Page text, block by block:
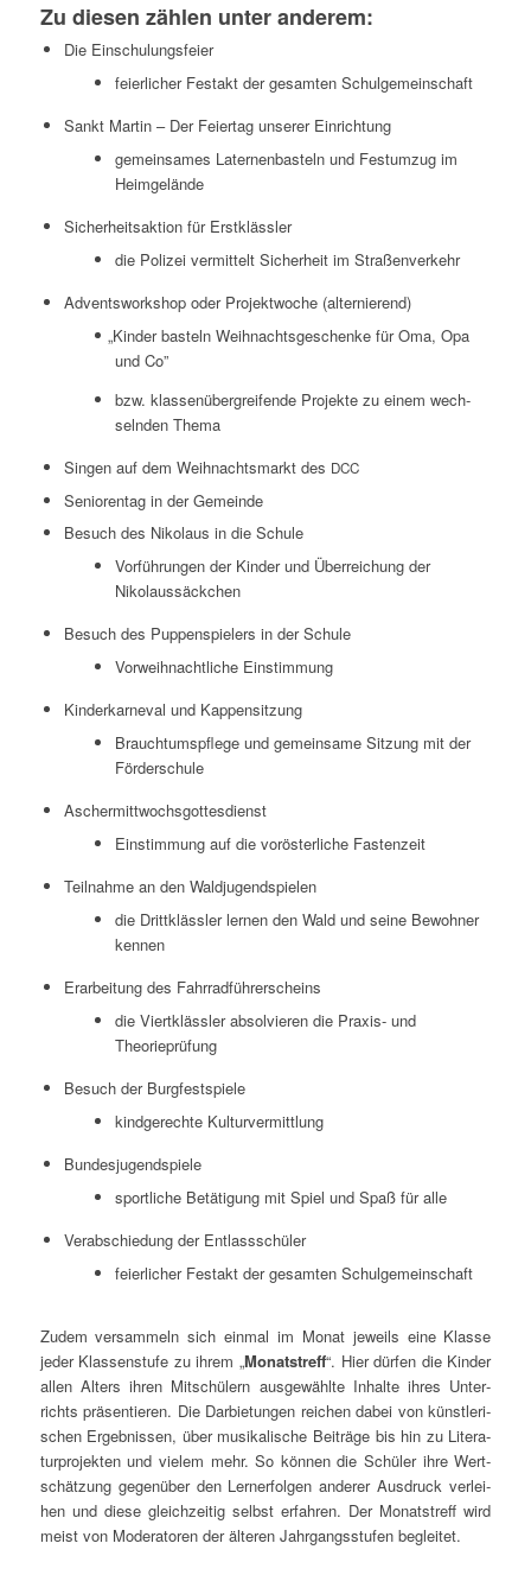
Zu die­sen zäh­len unter anderem:
Die Ein­schu­lungs­fei­er
fei­er­li­cher Fest­akt der gesam­ten Schulgemeinschaft
Sankt Mar­tin – Der Fei­er­tag unse­rer Einrichtung
gemein­sa­mes Later­nen­bas­teln und Fest­um­zug im
Heimgelände
Sicher­heits­ak­ti­on für Erstklässler
die Poli­zei ver­mit­telt Sicher­heit im Straßenverkehr
Advents­work­shop oder Pro­jekt­wo­che (alter­nie­rend)
„Kin­der bas­teln Weih­nachts­ge­schen­ke für Oma, Opa
und Co”
bzw. klas­sen­über­grei­fen­de Pro­jek­te zu einem wech­
seln­den Thema
Sin­gen auf dem Weih­nachts­markt des DCC
Senio­ren­tag in der Gemeinde
Besuch des Niko­laus in die Schule
Vor­füh­run­gen der Kin­der und Über­rei­chung der
Nikolaussäckchen
Besuch des Pup­pen­spie­lers in der Schule
Vor­weih­nacht­li­che Einstimmung
Kin­der­kar­ne­val und Kappensitzung
Brauch­tums­pfle­ge und gemein­sa­me Sit­zung mit der
Förderschule
Ascher­mitt­wochs­got­tes­dienst
Ein­stim­mung auf die vor­ös­ter­li­che Fastenzeit
Teil­nah­me an den Waldjugendspielen
die Dritt­kläss­ler ler­nen den Wald und sei­ne Bewoh­ner
kennen
Erar­bei­tung des Fahrradführerscheins
die Viert­kläss­ler absol­vie­ren die Pra­xis- und
Theorieprüfung
Besuch der Burgfestspiele
kind­ge­rech­te Kulturvermittlung
Bun­des­ju­gend­spie­le
sport­li­che Betä­ti­gung mit Spiel und Spaß für alle
Ver­ab­schie­dung der Entlassschüler
fei­er­li­cher Fest­akt der gesam­ten Schulgemeinschaft
Zudem ver­sam­meln sich ein­mal im Monat jeweils eine Klas­se
jeder Klas­sen­stu­fe zu ihrem „Monats­treff“. Hier dür­fen die Kin­der
allen Alters ihren Mit­schü­lern aus­ge­wähl­te Inhal­te ihres Unter­
richts prä­sen­tie­ren. Die Dar­bie­tun­gen rei­chen dabei von künst­le­ri­
schen Ergeb­nis­sen, über musi­ka­li­sche Bei­trä­ge bis hin zu Lite­ra­
tur­pro­jek­ten und vie­lem mehr. So kön­nen die Schü­ler ihre Wert­
schät­zung gegen­über den Lern­erfol­gen ande­rer Aus­druck ver­lei­
hen und die­se gleich­zei­tig selbst erfah­ren. Der Monats­treff wird
meist von Mode­ra­to­ren der älte­ren Jahr­gangs­stu­fen begleitet.